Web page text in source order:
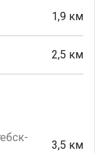
1,9 км
2,5 км
3,5 км